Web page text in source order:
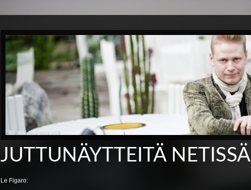
JUTTUNÄYTTEITÄ NETISSÄ
Le Figaro: